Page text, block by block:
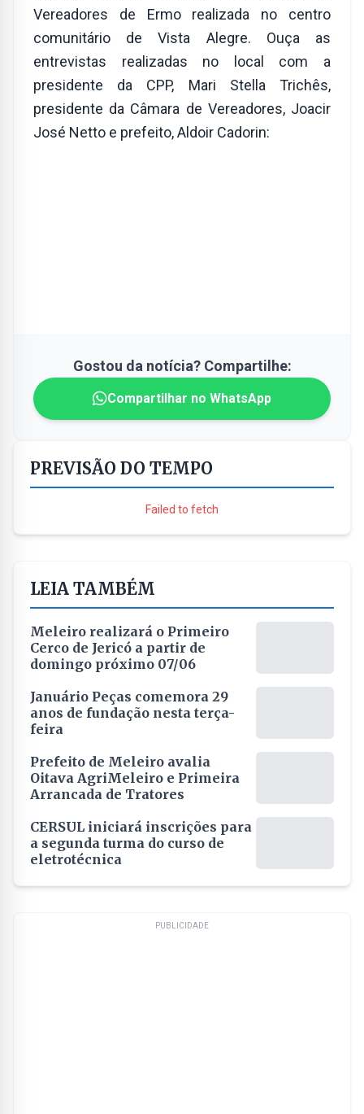
Vereadores de Ermo realizada no centro
comunitário de Vista Alegre. Ouça as
entrevistas realizadas no local com a
presidente da CPP, Mari Stella Trichês,
presidente da Câmara de Vereadores, Joacir
José Netto e prefeito, Aldoir Cadorin:
Gostou da notícia? Compartilhe:
Compartilhar no WhatsApp
PREVISÃO DO TEMPO
Failed to fetch
LEIA TAMBÉM
Meleiro realizará o Primeiro
Cerco de Jericó a partir de
domingo próximo 07/06
Januário Peças comemora 29
anos de fundação nesta terça-
feira
Prefeito de Meleiro avalia
Oitava AgriMeleiro e Primeira
Arrancada de Tratores
CERSUL iniciará inscrições para
a segunda turma do curso de
eletrotécnica
PUBLICIDADE